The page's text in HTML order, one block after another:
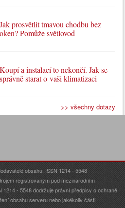
Jak prosvětlit tmavou chodbu bez
oken? Pomůže světlovod
Koupí a instalací to nekončí. Jak se
správně starat o vaši klimatizaci
>> všechny dotazy
obsahu. ISSN 1214 - 5548
registrovaným pod mezinárodním
- 5548 dodržuje právní předpisy o ochraně
obsahu serveru nebo jakékoliv části